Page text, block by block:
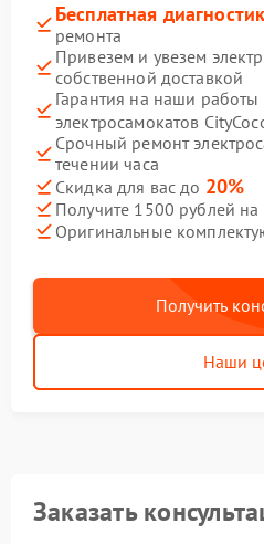
Бесплатная
ремонта
Привезем и увезем
собственной доставкой
Гарантия на наши
электросамокатов
Срочный ремонт
течении часа
Скидка для вас до 20%
Получите 1500 рублей
Оригинальные
Получить
Наши
Заказать